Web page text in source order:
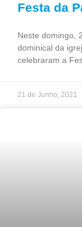
Festa da
Neste domingo,
dominical da
celebraram a
21 de Junho, 2021